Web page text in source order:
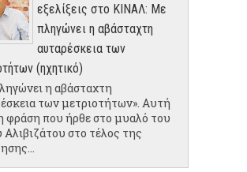
εξελίξεις στο ΚΙΝΑΛ: Με
πληγώνει η αβάσταχτη
αυταρέσκεια των
(ηχητικό)
η αβάσταχτη
των μετριοτήτων». Αυτή
φράση που ήρθε στο μυαλό του
στο τέλος της